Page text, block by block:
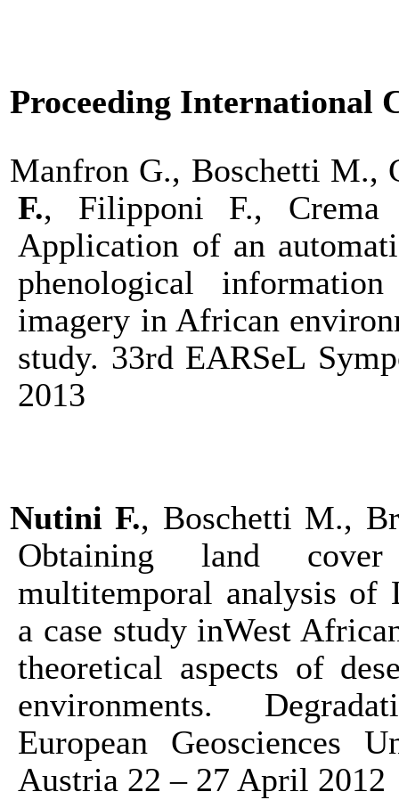
Proceeding International
Manfron G., Boschetti M.,
F., Filipponi F.,
Application of an
phenological
imagery in African
study. 33rd EARSeL
2013
Nutini F., Boschetti M.,
Obtaining land
multitemporal analysis of
a case study inWest
theoretical aspects of
environments.
European Geosciences
Austria 22 – 27 April 2012